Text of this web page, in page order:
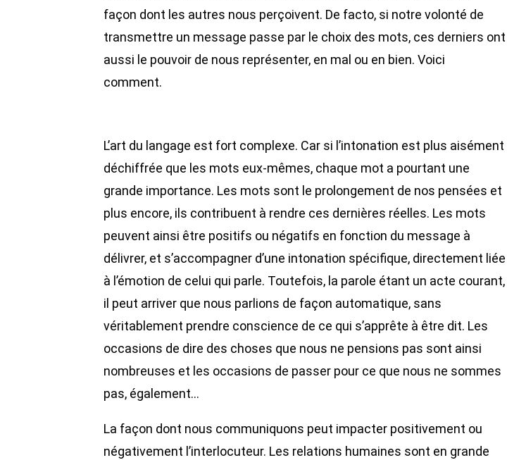
façon dont les autres nous perçoivent. De facto, si notre volonté de
transmettre un message passe par le choix des mots, ces derniers ont
aussi le pouvoir de nous représenter, en mal ou en bien. Voici
comment.
L’art du langage est fort complexe. Car si l’intonation est plus aisément
déchiffrée que les mots eux-mêmes, chaque mot a pourtant une
grande importance. Les mots sont le prolongement de nos pensées et
plus encore, ils contribuent à rendre ces dernières réelles. Les mots
peuvent ainsi être positifs ou négatifs en fonction du message à
délivrer, et s’accompagner d’une intonation spécifique, directement liée
à l’émotion de celui qui parle. Toutefois, la parole étant un acte courant,
il peut arriver que nous parlions de façon automatique, sans
véritablement prendre conscience de ce qui s’apprête à être dit. Les
occasions de dire des choses que nous ne pensions pas sont ainsi
nombreuses et les occasions de passer pour ce que nous ne sommes
pas, également…
La façon dont nous communiquons peut impacter positivement ou
négativement l’interlocuteur. Les relations humaines sont en grande